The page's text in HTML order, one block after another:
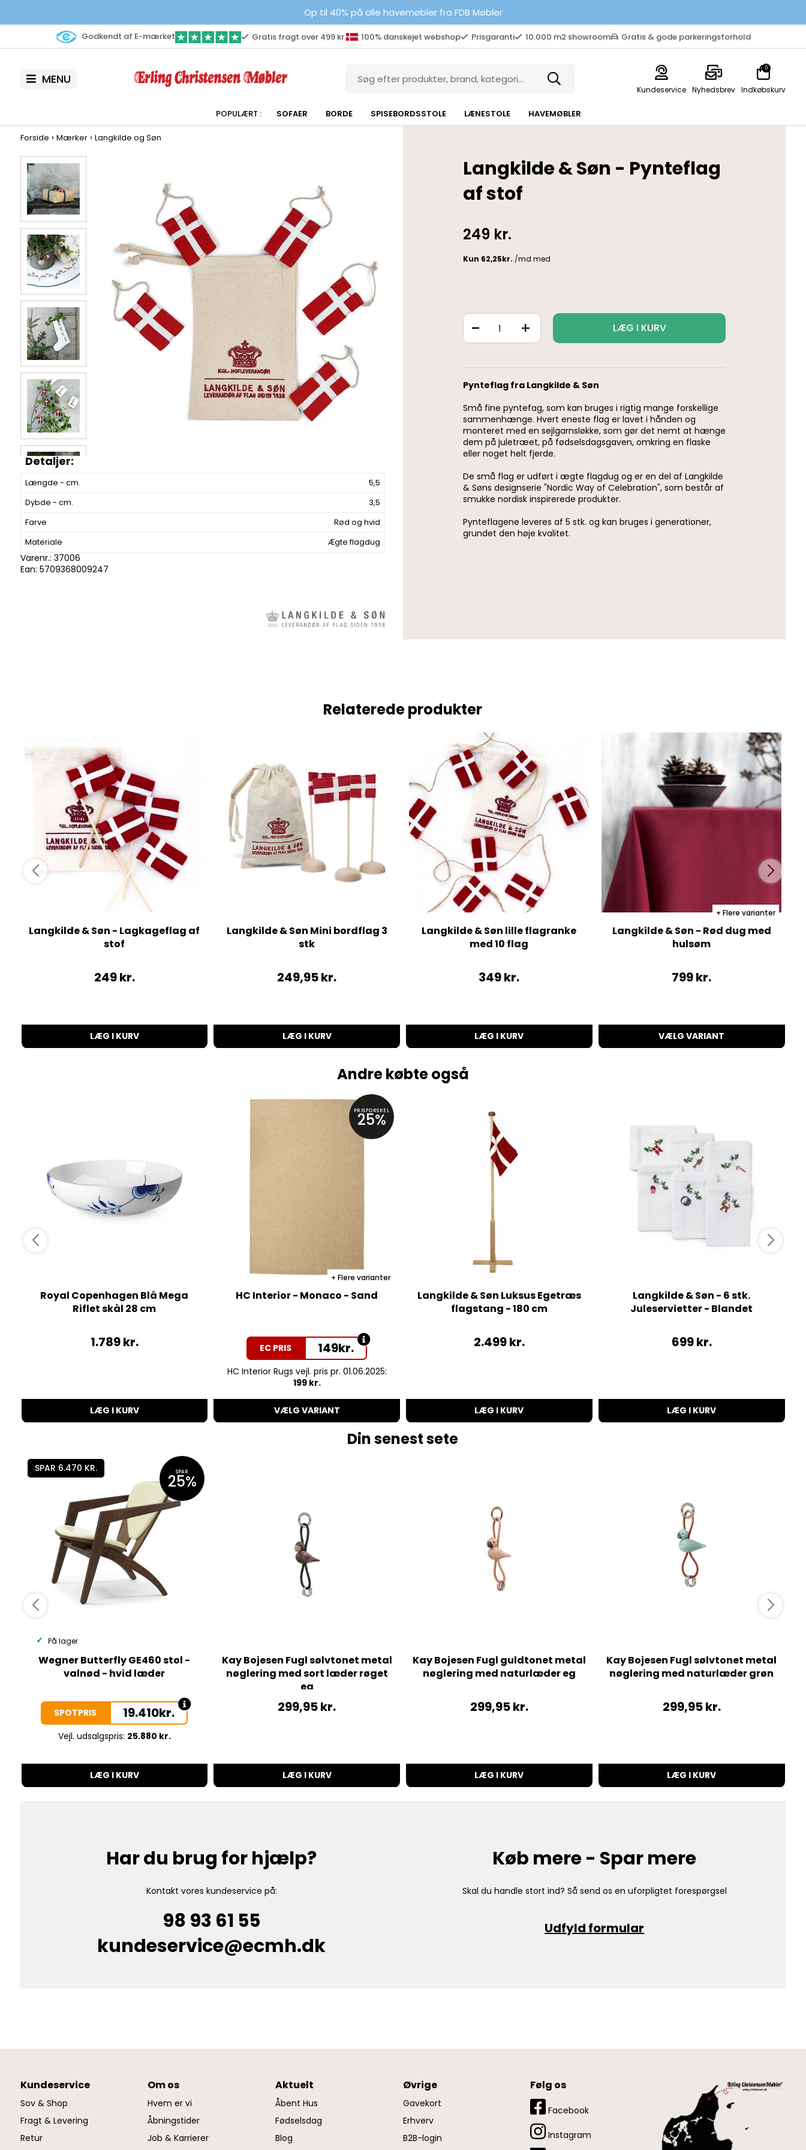
Op til 40% på alle havemøbler fra FDB Møbler
Godkendt af E-mærket Gratis fragt over 499 kr. 100% danskejet webshop Prisgaranti 10.000 m2 showroom Gratis & gode parkeringsforhold
MENU
Kundeservice Nyhedsbrev Indkøbskurv
0
SOFAER BORDE SPISEBORDSSTOLE LÆNESTOLE HAVEMØBLER
Forside › Mærker› Langkilde og Søn
Længde - cm.
5,5
Dybde - cm.
3,5
Farve
Rød og hvid
Materiale
Ægte flagdug
Varenr.: 37006
Ean: 5709368009247
Langkilde & Søn - Pynteflag
af stof
249 kr.
+
- LÆG I KURV
Pynteflag fra Langkilde & Søn
Små fine pyntefag, som kan bruges i rigtig mange forskellige
sammenhænge. Hvert eneste flag er lavet i hånden og
monteret med en sejlgarnsløkke, som gør det nemt at hænge
dem på juletræet, på fødselsdagsgaven, omkring en flaske
eller noget helt fjerde.
De små flag er udført i ægte flagdug og er en del af Langkilde
& Søns designserie "Nordic Way of Celebration", som består af
smukke nordisk inspirerede produkter.
Pynteflagene leveres af 5 stk. og kan bruges i generationer,
grundet den høje kvalitet.
Relaterede produkter
Langkilde & Søn - Lagkageflag af
stof
249kr.
LÆG I KURV
Langkilde & Søn Mini bordflag 3
stk
249,95kr.
LÆG I KURV
Langkilde & Søn lille flagranke
med 10 flag
349kr.
LÆG I KURV
Flere varianter
Langkilde & Søn - Rød dug med
hulsøm
799kr.
VÆLG VARIANT
Andre købte også
Royal Copenhagen Blå Mega
Riflet skål 28 cm
1.789kr.
LÆG I KURV
PRISFORSKEL
25%
Flere varianter
HC Interior - Monaco - Sand
EC PRIS 149kr.
HC Interior Rugs vejl. pris pr. 01.06.2025:
199 kr.
VÆLG VARIANT
Langkilde & Søn Luksus Egetræs
flagstang - 180 cm
2.499kr.
LÆG I KURV
Langkilde & Søn - 6 stk.
Juleservietter - Blandet
699kr.
LÆG I KURV
Din senest sete
SPAR 6.470 KR. SPAR
25%
På lager
Wegner Butterfly GE460 stol -
valnød - hvid læder
SPOTPRIS 19.410kr.
Vejl. udsalgspris: 25.880 kr.
LÆG I KURV
Kay Bojesen Fugl sølvtonet metal
nøglering med sort læder røget
eg
299,95kr.
LÆG I KURV
Kay Bojesen Fugl guldtonet metal
nøglering med naturlæder eg
299,95kr.
LÆG I KURV
Kay Bojesen Fugl sølvtonet metal
nøglering med naturlæder grøn
299,95kr.
LÆG I KURV
Har du brug for hjælp?
Kontakt vores kundeservice på:
98 93 61 55
kundeservice@ecmh.dk
Køb mere - Spar mere
Skal du handle stort ind? Så send os en uforpligtet forespørgsel
Udfyld formular
Kundeservice
Sov & Shop
Fragt & Levering
Retur
Om os
Hvem er vi
Åbningstider
Job & Karrierer
Aktuelt
Åbent Hus
Fødselsdag
Blog
Øvrige
Gavekort
Erhverv
B2B-login
Følg os
Facebook
Instagram